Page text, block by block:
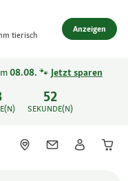
tierisch
Anzeigen
52
SEKUNDE(N)
08.08. 🐾 Jetzt sparen